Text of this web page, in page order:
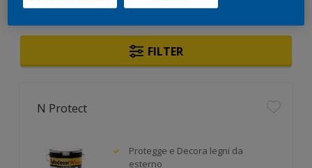
1product Found
FILTER
N Protect
Protegge e Decora legni da
esterno